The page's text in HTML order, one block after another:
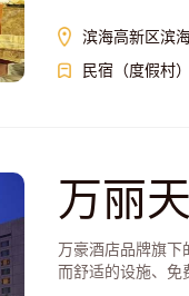
滨海高新区滨
民宿（度假村
万丽
万豪酒店品牌旗
而舒适的设施、免